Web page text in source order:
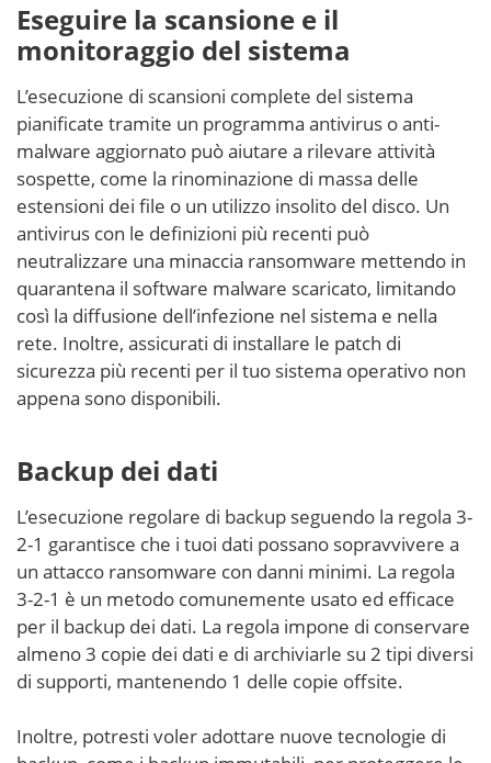
Eseguire la scansione e il
monitoraggio del sistema
L’esecuzione di scansioni complete del sistema
pianificate tramite un programma antivirus o anti-
malware aggiornato può aiutare a rilevare attività
sospette, come la rinominazione di massa delle
estensioni dei file o un utilizzo insolito del disco. Un
antivirus con le definizioni più recenti può
neutralizzare una minaccia ransomware mettendo in
quarantena il software malware scaricato, limitando
così la diffusione dell’infezione nel sistema e nella
rete. Inoltre, assicurati di installare le patch di
sicurezza più recenti per il tuo sistema operativo non
appena sono disponibili.
Backup dei dati
L’esecuzione regolare di backup seguendo la regola 3-
2-1 garantisce che i tuoi dati possano sopravvivere a
un attacco ransomware con danni minimi. La regola
3-2-1 è un metodo comunemente usato ed efficace
per il backup dei dati. La regola impone di conservare
almeno 3 copie dei dati e di archiviarle su 2 tipi diversi
di supporti, mantenendo 1 delle copie offsite.
Inoltre, potresti voler adottare nuove tecnologie di